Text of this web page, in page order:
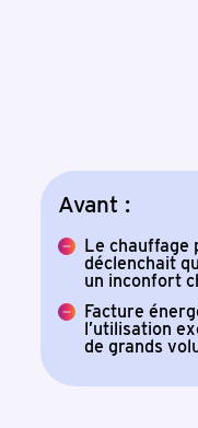
Avant :
Le chauffage
déclenchait
un inconfort
Facture
l’utilisation
de grands